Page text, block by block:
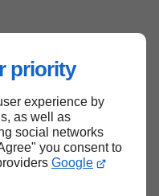
priority
experience by
as well as
social networks
you consent to
Google